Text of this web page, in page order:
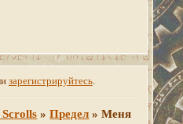
зарегистрируйтесь.
»Предел »Меня